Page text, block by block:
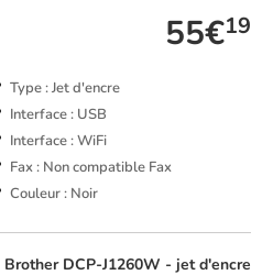
55€19
Type : Jet d'encre
Interface : USB
Interface : WiFi
Fax : Non compatible Fax
Couleur : Noir
Brother DCP-J1260W - jet d'encre